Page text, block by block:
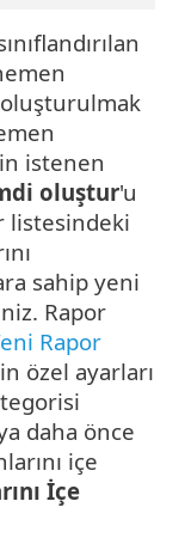
istenen
oluştur'u
listesindeki
sahip yeni
Rapor
Rapor
özel ayarları
daha önce
içe
İçe